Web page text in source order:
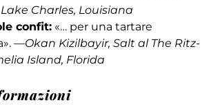
Charles, Louisiana
confit: «… per una tartare
—Okan Kizilbayir, Salt al The Ritz-
Island, Florida